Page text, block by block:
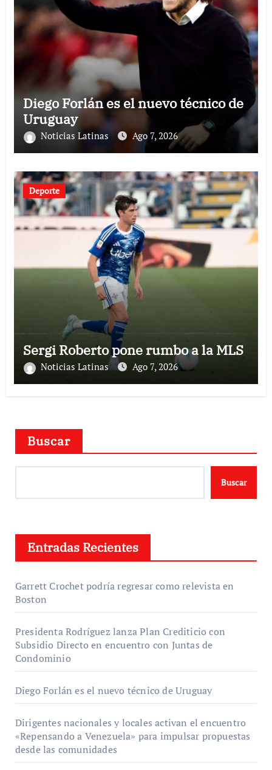
Diego Forlán es el nuevo técnico de
Uruguay
Noticias Latinas Ago 7, 2026
Deporte
Sergi Roberto pone rumbo a la MLS
Noticias Latinas Ago 7, 2026
Buscar
Buscar
Entradas Recientes
Garrett Crochet podría regresar como relevista en
Boston
Presidenta Rodríguez lanza Plan Crediticio con
Subsidio Directo en encuentro con Juntas de
Condominio
Diego Forlán es el nuevo técnico de Uruguay
Dirigentes nacionales y locales activan el encuentro
«Repensando a Venezuela» para impulsar propuestas
desde las comunidades